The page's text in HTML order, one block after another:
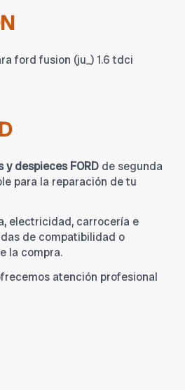
ford fusion (ju_) 1.6 tdci
y despieces FORD de segunda
para la reparación de tu
electricidad, carrocería e
de compatibilidad o
la compra.
atención profesional